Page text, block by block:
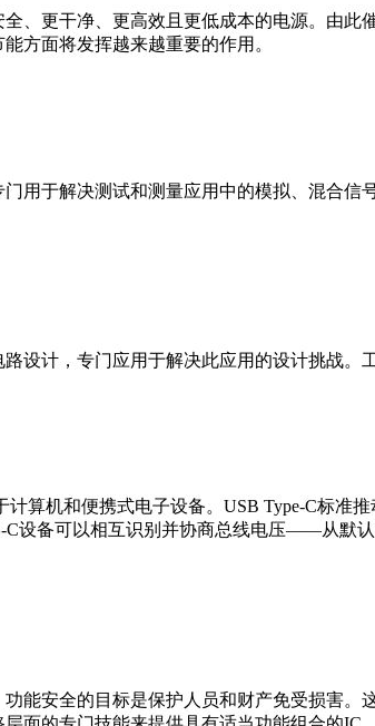
、更干净、更高效且更低成本的电源。由
方面将发挥越来越重要的作用。
用于解决测试和测量应用中的模拟、混合
设计，专门应用于解决此应用的设计挑战
算机和便携式电子设备。USB Type-C标准
设备可以相互识别并协商总线电压——从默
能安全的目标是保护人员和财产免受损害